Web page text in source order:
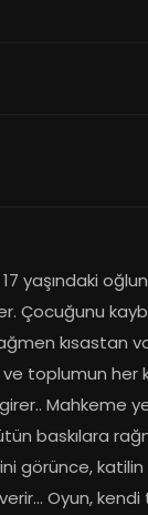
yaşındaki
Çocuğunu
kısastan
toplumun her
Mahkeme
baskılara
görünce, katilin
Oyun,